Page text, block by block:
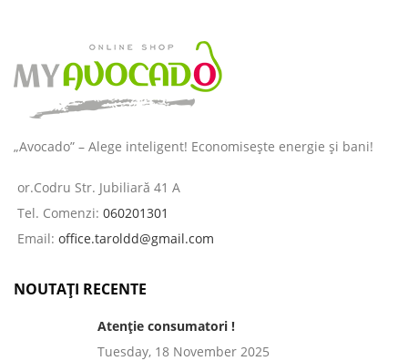
„Avocado” – Alege inteligent! Economisește energie și bani!
or.Codru Str. Jubiliară 41 A
Tel. Comenzi: 060201301
Email: office.taroldd@gmail.com
NOUTAȚI RECENTE
Atenție consumatori !
Tuesday, 18 November 2025